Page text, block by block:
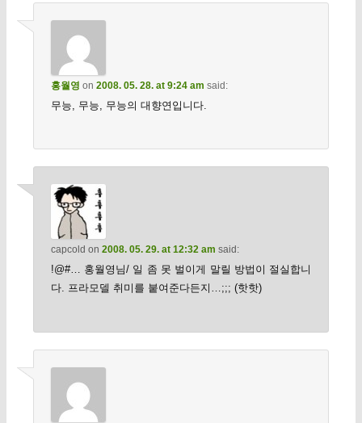
홍월영 on 2008. 05. 28. at 9:24 am said:
무능, 무능, 무능의 대향연입니다.
capcold on 2008. 05. 29. at 12:32 am said:
!@#… 홍월영님/ 일 좀 못 벌이게 말릴 방법이 절실합니
다. 프라모델 취미를 붙여준다든지…;;; (핫핫)